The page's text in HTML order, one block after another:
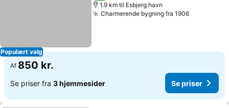
Populært valg
1.9 km til Esbjerg havn
Charmerende bygning fra 1906
Af 850 kr.
Se priser fra 3 hjemmesider Se priser